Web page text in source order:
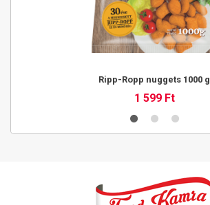
Ripp-Ropp nuggets 1000 g
1 599 Ft